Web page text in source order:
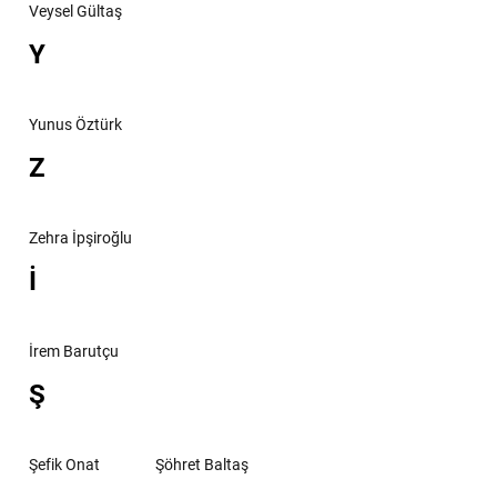
Veysel Gültaş
Y
Yunus Öztürk
Z
Zehra İpşiroğlu
İ
İrem Barutçu
Ş
Şefik Onat Şöhret Baltaş